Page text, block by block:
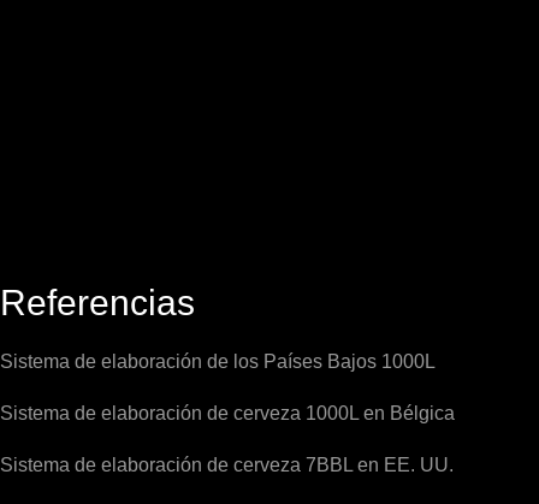
Referencias
Sistema de elaboración de los Países Bajos 1000L
Sistema de elaboración de cerveza 1000L en Bélgica
Sistema de elaboración de cerveza 7BBL en EE. UU.